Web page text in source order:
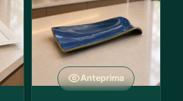
Anteprima